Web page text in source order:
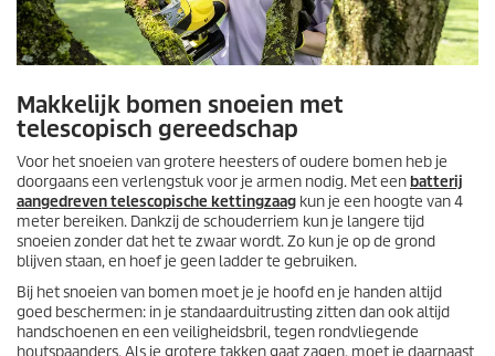
Makkelijk bomen snoeien met
telescopisch gereedschap
Voor het snoeien van grotere heesters of oudere bomen heb je
doorgaans een verlengstuk voor je armen nodig. Met eenbatterij
aangedreven telescopische kettingzaag kun je een hoogte van 4
meter bereiken. Dankzij de schouderriem kun je langere tijd
snoeien zonder dat het te zwaar wordt. Zo kun je op de grond
blijven staan, en hoef je geen ladder te gebruiken.
Bij het snoeien van bomen moet je je hoofd en je handen altijd
goed beschermen: in je standaarduitrusting zitten dan ook altijd
handschoenen en een veiligheidsbril, tegen rondvliegende
houtspaanders. Als je grotere takken gaat zagen, moet je daarnaast